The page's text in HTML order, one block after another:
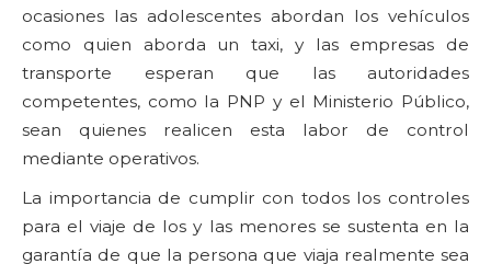
ocasiones las adolescentes abordan los vehículos
como quien aborda un taxi, y las empresas de
transporte esperan que las autoridades
competentes, como la PNP y el Ministerio Público,
sean quienes realicen esta labor de control
mediante operativos.
La importancia de cumplir con todos los controles
para el viaje de los y las menores se sustenta en la
garantía de que la persona que viaja realmente sea